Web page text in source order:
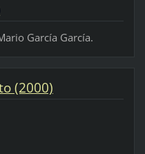
García García.
(2000)